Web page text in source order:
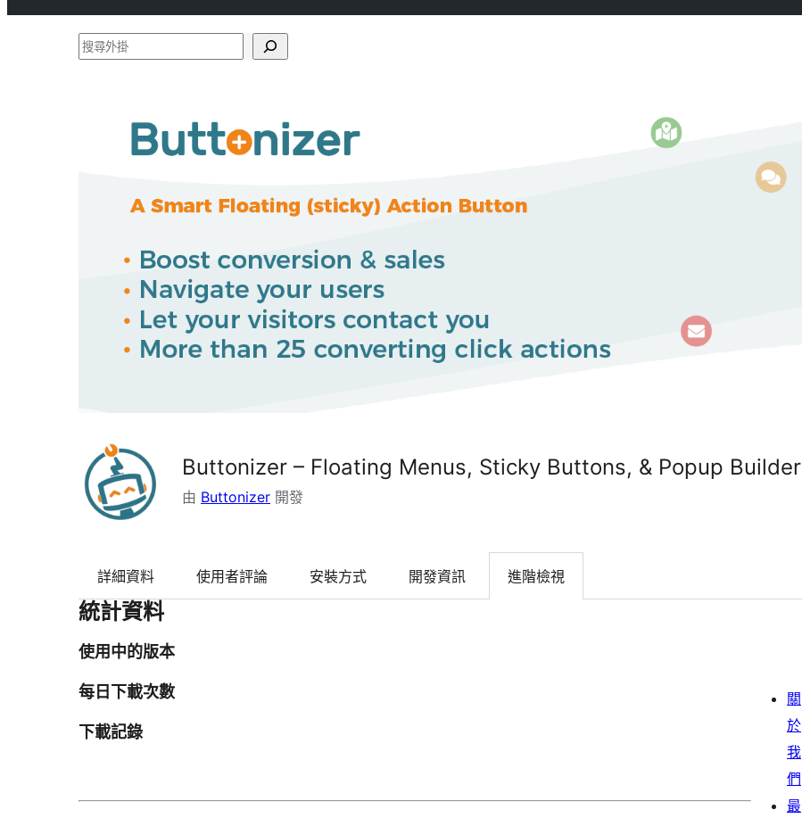
搜
Buttonizer – Floating Menus, Sticky Buttons, & Popup Builder
由 Buttonizer 開發
詳細資料 使用者評論 安裝方式 開發資訊 進階檢視
統計資料
使用中的版本
每日下載次數
下載記錄
關
於
我
們
最